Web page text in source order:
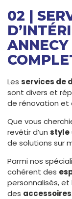
02 |
Les services de
sont divers et
de rénovation et
Que vous
revêtir d’un style
de solutions sur
Parmi nos
cohérent des
personnalisés, et
des accessoires.